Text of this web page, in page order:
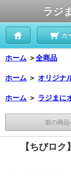
ラジ
カ
ホーム ＞全商品
ホーム ＞ オリジナ
ホーム ＞ ラジまに
前の商品
【ちびロ